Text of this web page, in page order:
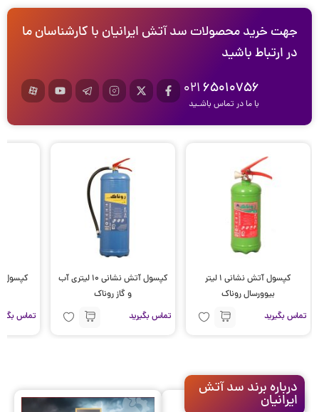
جهت خرید محصولات سد آتش ایرانیان با کارشناسان ما
در ارتباط باشید
65010756
021
با ما در تماس باشـید
کپسول آتش نشانی 1 لیتر
بیوورسال روناک
تماس بگیرید
کپسول آتش نشانی 10 لیتری آب
و گاز روناک
تماس بگیرید
کپسول
تماس
درباره برند سد آتش
ایرانیان